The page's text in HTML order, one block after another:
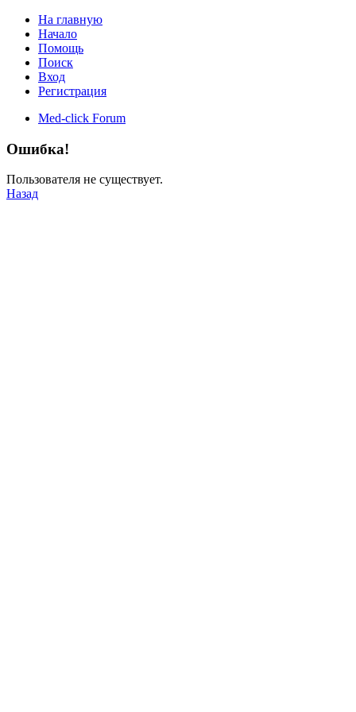
На главную
Начало
Помощь
Поиск
Вход
Регистрация
Med-click Forum
Ошибка!
Пользователя не существует.
Назад